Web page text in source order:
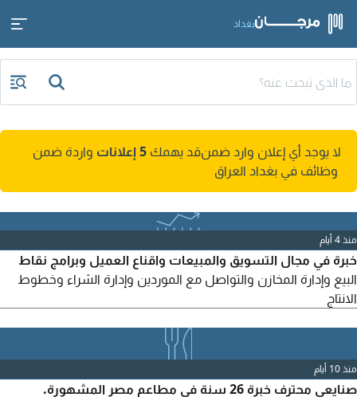
بغداد
لا يوجد أي إعلان وارد ضمنقد يهمك 5 إعلانات
واردة ضمن
وظائف في بغداد العراق
منذ 4 أيام
خبرة في مجال التسويق والمبيعات واقناع العميل وبرامج نقاط
البيع وإدارة المخازن والتواصل مع الموردين وإدارة الشراء وخطوط
الانتاج
منذ 10 أيام
صنايعي محترف خبرة 26 سنة في مطاعم مصر المشهورة.